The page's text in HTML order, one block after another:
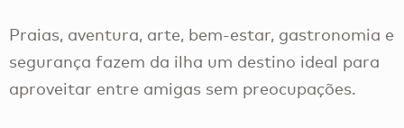
Praias, aventura, arte, bem-estar, gastronomia e
segurança fazem da ilha um destino ideal para
aproveitar entre amigas sem preocupações.